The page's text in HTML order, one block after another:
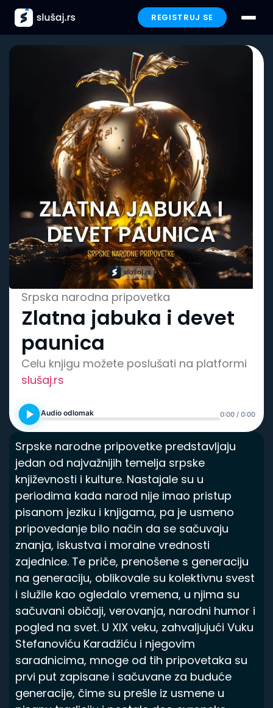
REGISTRUJ SE
Preporučeno
Funkcionalnosti
Iskustva
Poklon
FAQ
Spisak knjiga
Srpska narodna pripovetka
Zlatna jabuka i devet
paunica
Celu knjigu možete poslušati na platformi
slušaj.rs
Audio odlomak 0:00 / 0:00
Srpske narodne pripovetke predstavljaju
jedan od najvažnijih temelja srpske
književnosti i kulture. Nastajale su u
periodima kada narod nije imao pristup
pisanom jeziku i knjigama, pa je usmeno
pripovedanje bilo način da se sačuvaju
znanja, iskustva i moralne vrednosti
zajednice. Te priče, prenošene s generaciju
na generaciju, oblikovale su kolektivnu svest
i služile kao ogledalo vremena, u njima su
sačuvani običaji, verovanja, narodni humor i
pogled na svet. U XIX veku, zahvaljujući Vuku
Stefanoviću Karadžiću i njegovim
saradnicima, mnoge od tih pripovetaka su
prvi put zapisane i sačuvane za buduće
generacije, čime su prešle iz usmene u